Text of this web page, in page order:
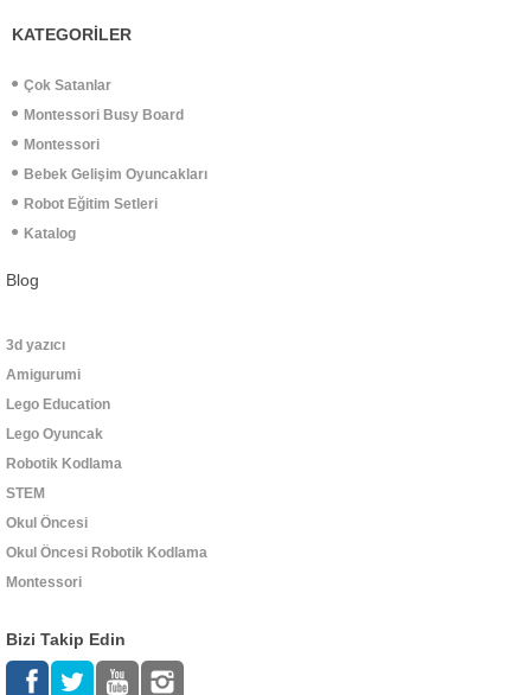
KATEGORİLER
Çok Satanlar
Montessori Busy Board
Montessori
Bebek Gelişim Oyuncakları
Robot Eğitim Setleri
Katalog
Blog
3d yazıcı
Amigurumi
Lego Education
Lego Oyuncak
Robotik Kodlama
STEM
Okul Öncesi
Okul Öncesi Robotik Kodlama
Montessori
Bizi Takip Edin